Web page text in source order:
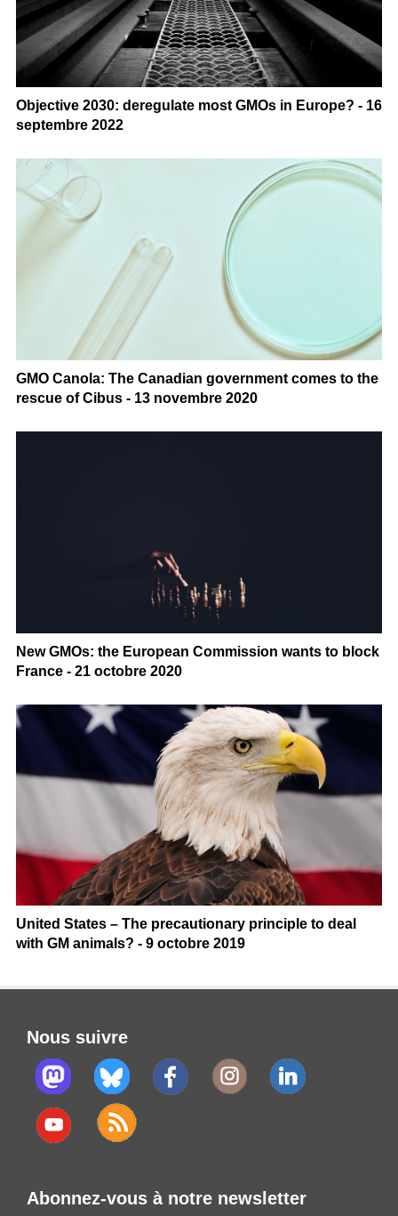
Objective 2030: deregulate most GMOs in Europe? - 16
septembre 2022
GMO Canola: The Canadian government comes to the
rescue of Cibus - 13 novembre 2020
New GMOs: the European Commission wants to block
France - 21 octobre 2020
United States – The precautionary principle to deal
with GM animals? - 9 octobre 2019
Nous suivre
Abonnez-vous à notre newsletter